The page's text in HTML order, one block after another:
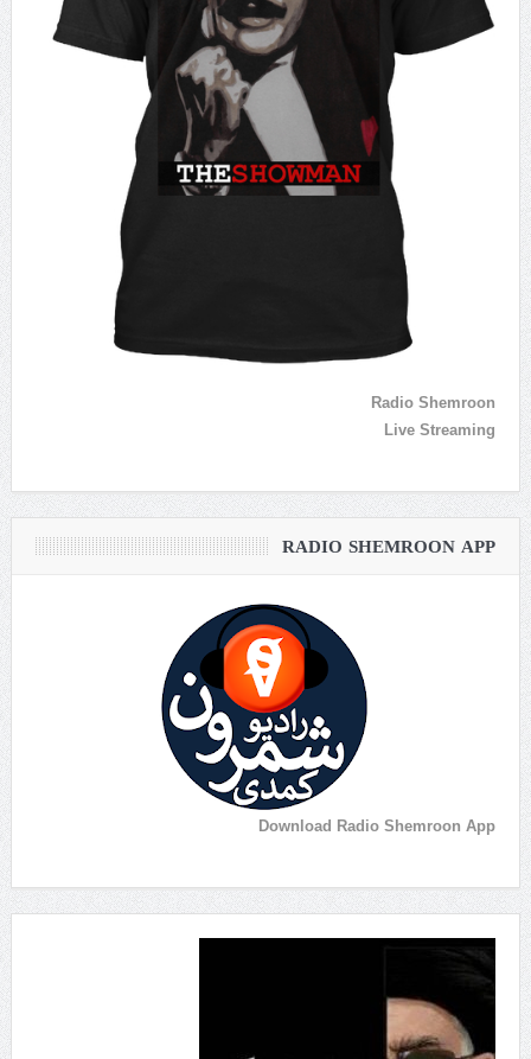
Radio Shemroon
Live Streaming
RADIO SHEMROON APP
Download Radio Shemroon App